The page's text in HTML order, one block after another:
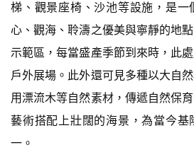
梯、觀景座椅、沙池等設施，是一
心、觀海、聆濤之優美與寧靜的地
示範區，每當盛產季節到來時，此
戶外展場。此外還可見多種以大自
用漂流木等自然素材，傳遞自然保
藝術搭配上壯闊的海景，為當今基
一。